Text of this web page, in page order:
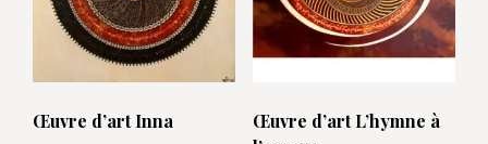
Œuvre d’art Inna
Œuvre d’art L’hymne à